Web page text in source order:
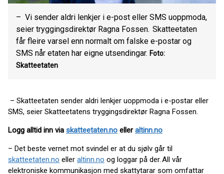
– Vi sender aldri lenkjer i e-post eller SMS uoppmoda,
seier tryggingsdirektør Ragna Fossen. Skatteetaten
får fleire varsel enn normalt om falske e-postar og
SMS når etaten har eigne utsendingar. Foto:
Skatteetaten
– Skatteetaten sender aldri lenkjer uoppmoda i e-postar eller
SMS, seier Skatteetatens tryggingsdirektør Ragna Fossen.
Logg alltid inn via skatteetaten.no elleraltinn.no
– Det beste vernet mot svindel er at du sjølv går til
skatteetaten.no eller altinn.no og loggar på der. All vår
elektroniske kommunikasjon med skattytarar som omfattar